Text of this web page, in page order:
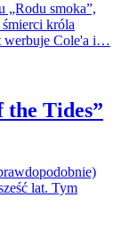
„Rodu smoka”,
króla
werbuje Cole'a i…
the Tides”
lat. Tym